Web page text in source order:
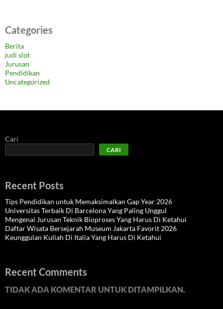
Categories
Berita
judi slot
Jurusan
Pendidikan
Uncategorized
Cari
CARI
Recent Posts
Tips Pendidikan untuk Memaksimalkan Gap Year 2026
Universitas Terbaik Di Barcelona Yang Paling Unggul
Mengenai Jurusan Teknik Bioproses Yang Harus Di Ketahui
Daftar Wisata Bersejarah Museum Jakarta Favorit 2026
Keunggulan Kuliah Di Italia Yang Harus Di Ketahui
Recent Comments
TIDAK ADA KOMENTAR UNTUK DITAMPILKAN.